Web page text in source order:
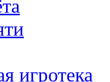
игротека